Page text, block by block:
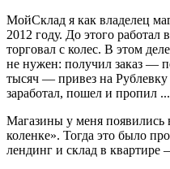
МойСклад я как владелец
2012 году. До этого работал
торговал с колес. В этом
не нужен: получил заказ —
тысяч — привез на
заработал, пошел и пропил ...
Магазины у меня появились
коленке». Тогда это было
лендинг и склад в квартире